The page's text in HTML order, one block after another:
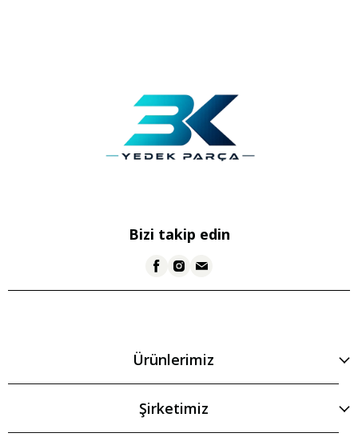
Bizi takip edin
Ürünlerimiz
Şirketimiz